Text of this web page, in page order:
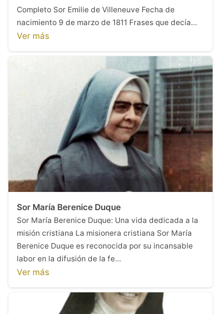
Completo Sor Emilie de Villeneuve Fecha de
nacimiento 9 de marzo de 1811 Frases que decía…
Ver más
Sor María Berenice Duque
Sor María Berenice Duque: Una vida dedicada a la
misión cristiana La misionera cristiana Sor María
Berenice Duque es reconocida por su incansable
labor en la difusión de la fe…
Ver más